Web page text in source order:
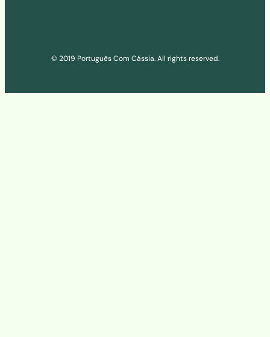
© 2019 Português Com Cássia. All rights reserved.